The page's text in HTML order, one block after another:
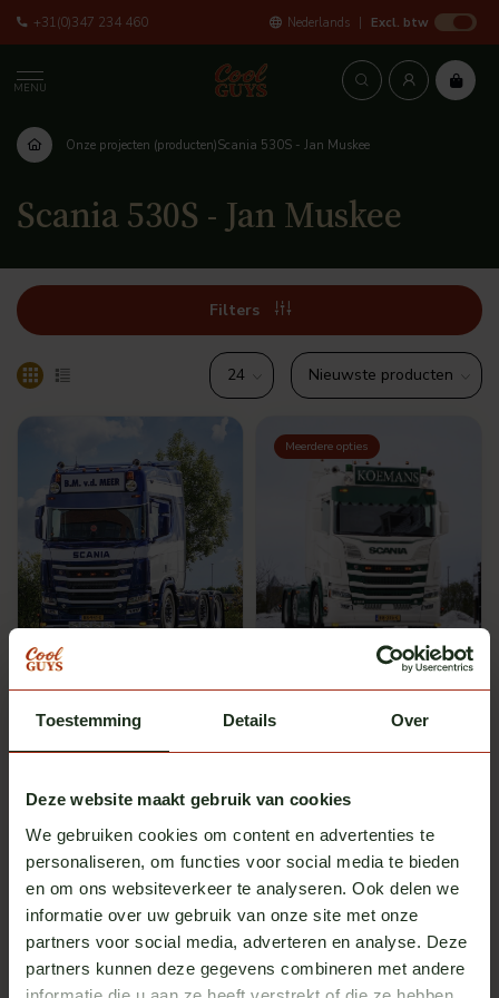
Toestemming Details Over
Deze website maakt gebruik van cookies
We gebruiken cookies om content en advertenties te
personaliseren, om functies voor social media te bieden
en om ons websiteverkeer te analyseren. Ook delen we
informatie over uw gebruik van onze site met onze
partners voor social media, adverteren en analyse. Deze
partners kunnen deze gegevens combineren met andere
+31(0)347 234 460 Nederlands Excl. btw
MENU
Onze projecten (producten)Scania 530S - Jan Muskee
Scania 530S - Jan Muskee
Filters
SRI Sign Solution
Lichtbak Classic 140x40x12
Op voorraad
€ 698,00Excl. btw
Meerdere opties
Zonneklep 34cm recht
€ 565,00Excl. btw
Meerdere opties